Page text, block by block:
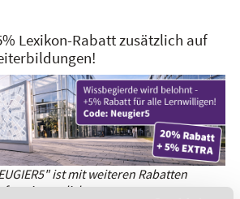
Lexikon-Rabatt zusätzlich auf
ist mit weiteren Rabatten
dich gern.